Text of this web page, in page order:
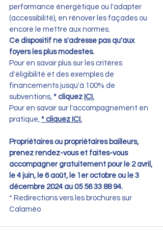
performance énergétique ou l'adapter
(accessibilité), en rénover les façades ou
encore le mettre aux normes.
Ce dispositif ne s'adresse pas qu'aux
foyers les plus modestes.
Pour en savoir plus sur les critères
d'éligibilité et des exemples de
financements jusqu'à 100% de
subventions, * cliquez ICI .
Pour en savoir sur l'accompagnement en
pratique, * cliquez ICI .
Propriétaires ou propriétaires bailleurs,
prenez rendez-vous et faites-vous
accompagner gratuitement pour le 2 avril,
le 4 juin, le 6 août, le 1er octobre ou le 3
décembre 2024 au 05 56 33 88 94.
* Redirections vers les brochures sur
Calaméo